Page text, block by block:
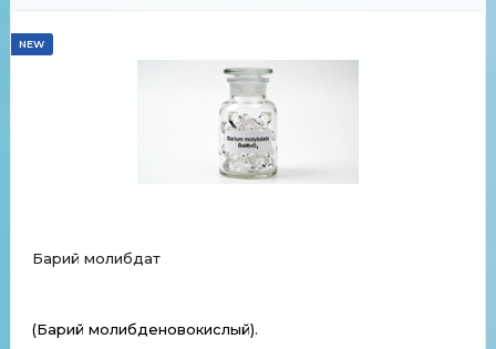
NEW
Барий молибдат
(Барий молибденовокислый).